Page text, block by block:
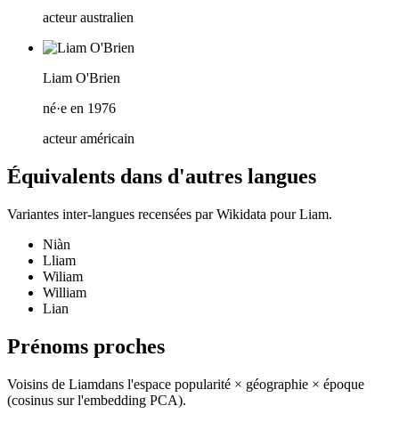
acteur australien
Liam O'Brien
né·e en 1976
acteur américain
Équivalents dans d'autres langues
Variantes inter-langues recensées par Wikidata pourLiam.
Niàn
Lliam
Wiliam
William
Lian
Prénoms proches
Voisins de Liamdans l'espace popularité × géographie × époque
(cosinus sur l'embedding PCA).